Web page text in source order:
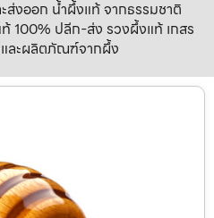
งออก น้ำผึ้งแท้ จากธรรมชาติ
100% ปลีก-ส่ง รวงผึ้งแท้ เกสร
ละผลิตภัณฑ์จากผึ้ง